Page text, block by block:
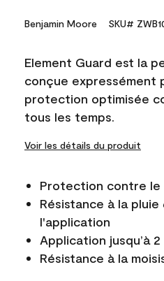
Benjamin Moore SKU#
Element Guard est la
conçue expressément
protection optimisée
tous les temps.
Voir les détails du produit
Protection contre le
Résistance à la
l'application
Application jusqu’à 2
Résistance à la